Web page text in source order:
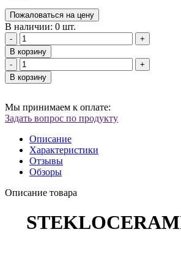
Пожаловаться на цену
В наличии: 0 шт.
-
+
В корзину
-
+
В корзину
Мы принимаем к оплате:
Задать вопрос по продукту
Описание
Характеристики
Отзывы
Обзоры
Описание товара